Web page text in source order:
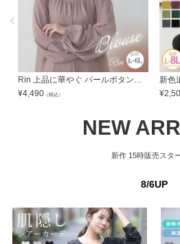
Rin 上品に華やぐ パールボタンデザイン ポーラ美人 プチハイ ブラウス オフィス 大人 ビジネス 通勤 ママ 【セレモニー】 | 大きいサイズの通販ならハッピーマリリン
¥4,490 （税込）
¥
NEW
新作 15時販売スタ
8/6UP